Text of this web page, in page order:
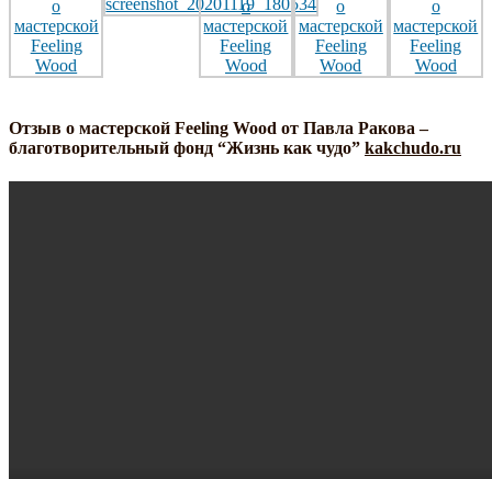
Отзыв о мастерской Feeling Wood от Павла Ракова –
благотворительный фонд “Жизнь как чудо” kakchudo.ru